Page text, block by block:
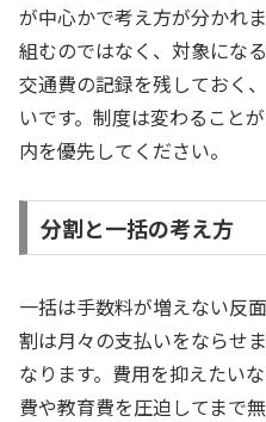
が中心かで考え方が分かれ
組むのではなく、対象にな
交通費の記録を残しておく
いです。制度は変わること
内を優先してください。
分割と一括の考え方
一括は手数料が増えない反
割は月々の支払いをならせ
なります。費用を抑えたい
費や教育費を圧迫してまで